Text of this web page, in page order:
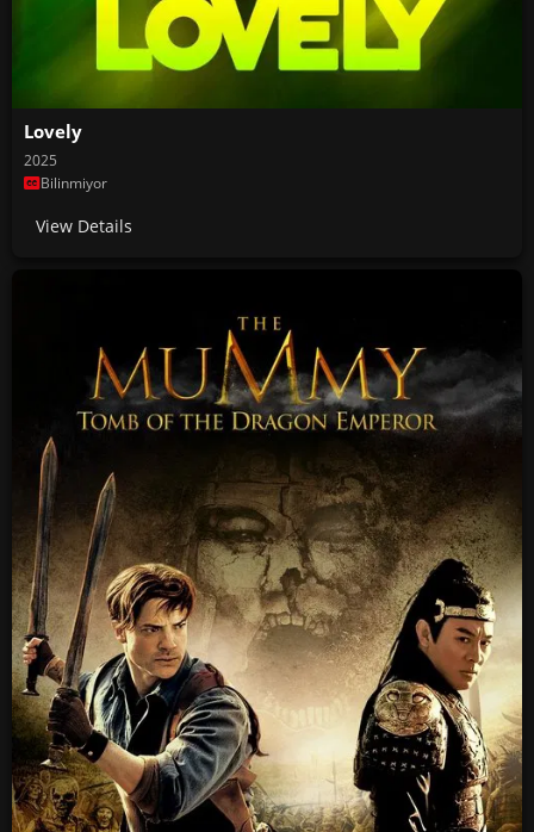
Lovely
2025
Bilinmiyor
View Details